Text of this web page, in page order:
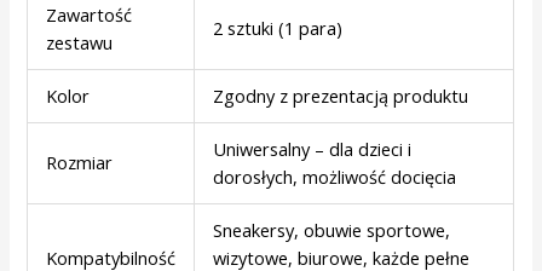
Zawartość
zestawu
2 sztuki (1 para)
Kolor Zgodny z prezentacją produktu
Rozmiar
Uniwersalny – dla dzieci i
dorosłych, możliwość docięcia
Kompatybilność
Sneakersy, obuwie sportowe,
wizytowe, biurowe, każde pełne